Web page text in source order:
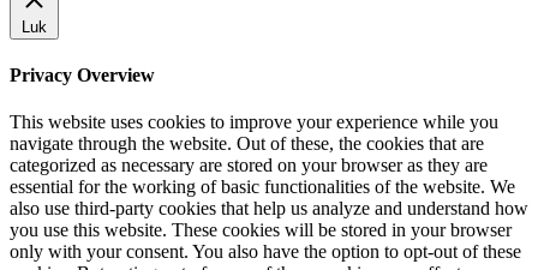
Luk
Privacy Overview
This website uses cookies to improve your experience while you
navigate through the website. Out of these, the cookies that are
categorized as necessary are stored on your browser as they are
essential for the working of basic functionalities of the website. We
also use third-party cookies that help us analyze and understand how
you use this website. These cookies will be stored in your browser
only with your consent. You also have the option to opt-out of these